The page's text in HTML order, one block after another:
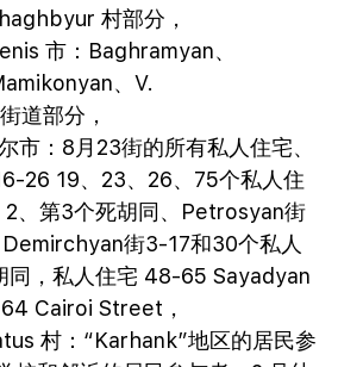
村部分，
市：Baghramyan、
、V.
道部分，
市：8月23街的所有私人住宅、
26 19、23、26、75个私人住
、第3个死胡同、Petrosyan街
街3-17和30个私人
同，私人住宅 48-65 Sayadyan
Cairoi Street，
村：“Karhank”地区的居民参